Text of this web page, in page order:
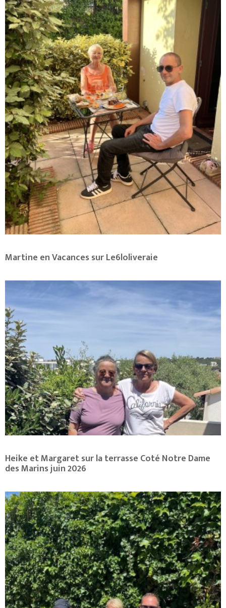
Martine en Vacances sur Le6loliveraie
Heike et Margaret sur la terrasse Coté Notre Dame
des Marins juin 2026